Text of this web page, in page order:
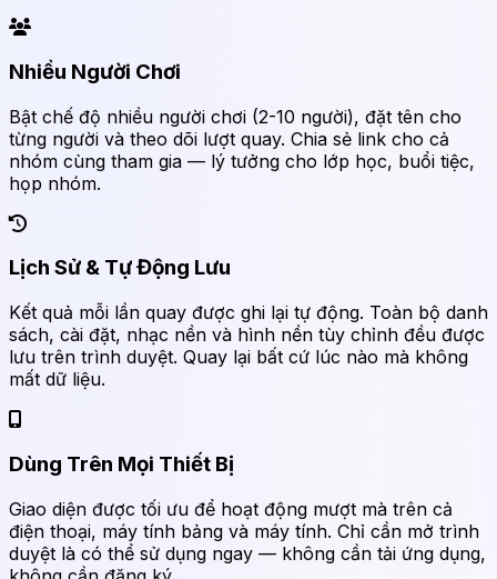
Nhiều Người Chơi
Bật chế độ nhiều người chơi (2-10 người), đặt tên cho
từng người và theo dõi lượt quay. Chia sẻ link cho cả
nhóm cùng tham gia — lý tưởng cho lớp học, buổi tiệc,
họp nhóm.
Lịch Sử & Tự Động Lưu
Kết quả mỗi lần quay được ghi lại tự động. Toàn bộ danh
sách, cài đặt, nhạc nền và hình nền tùy chỉnh đều được
lưu trên trình duyệt. Quay lại bất cứ lúc nào mà không
mất dữ liệu.
Dùng Trên Mọi Thiết Bị
Giao diện được tối ưu để hoạt động mượt mà trên cả
điện thoại, máy tính bảng và máy tính. Chỉ cần mở trình
duyệt là có thể sử dụng ngay — không cần tải ứng dụng,